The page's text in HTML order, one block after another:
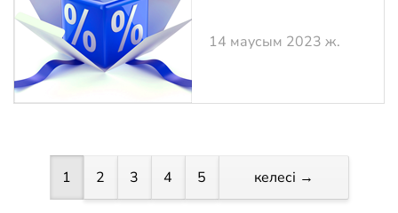
14 маусым 2023 ж.
1 2 3 4 5 келесі →